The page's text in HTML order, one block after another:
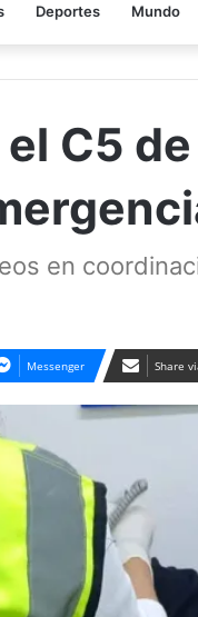
Deportes Mundo
C5
en
Messenger Share